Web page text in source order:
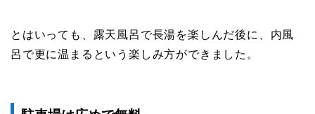
とはいっても、露天風呂で長湯を楽しんだ後に、内風
呂で更に温まるという楽しみ方ができました。